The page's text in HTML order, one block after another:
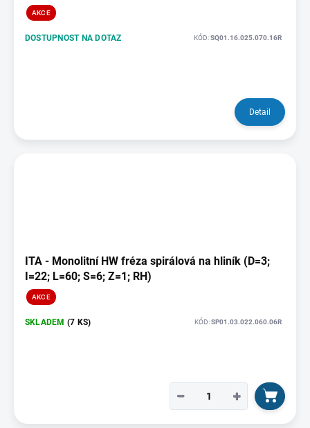
AKCE
DOSTUPNOST NA DOTAZ KÓD:SQ01.16.025.070.16R
Detail
ITA - Monolitní HW fréza spirálová na hliník (D=3;
I=22; L=60; S=6; Z=1; RH)
AKCE
SKLADEM (7 KS) KÓD:SP01.03.022.060.06R
+
−